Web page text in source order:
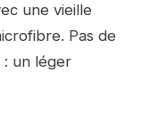
une vieille
Pas de
: un léger